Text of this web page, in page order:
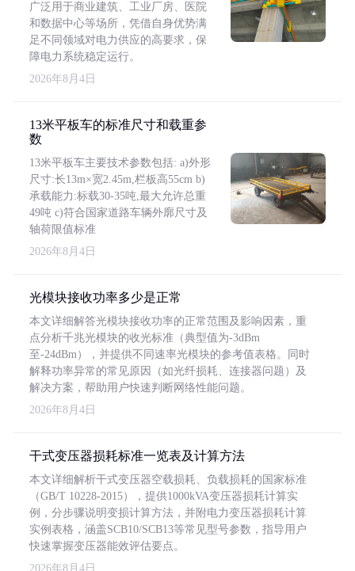
广泛用于商业建筑、工业厂房、医院
和数据中心等场所，凭借自身优势满
足不同领域对电力供应的高要求，保
障电力系统稳定运行。
2026年8月4日
13米平板车的标准尺寸和载重参
数
13米平板车主要技术参数包括: a)外形
尺寸:长13m×宽2.45m,栏板高55cm b)
承载能力:标载30-35吨,最大允许总重
49吨 c)符合国家道路车辆外廓尺寸及
轴荷限值标准
2026年8月4日
光模块接收功率多少是正常
本文详细解答光模块接收功率的正常范围及影响因素，重
点分析千兆光模块的收光标准（典型值为-3dBm
至-24dBm），并提供不同速率光模块的参考值表格。同时
解释功率异常的常见原因（如光纤损耗、连接器问题）及
解决方案，帮助用户快速判断网络性能问题。
2026年8月4日
干式变压器损耗标准一览表及计算方法
本文详细解析干式变压器空载损耗、负载损耗的国家标准
（GB/T 10228-2015），提供1000kVA变压器损耗计算实
例，分步骤说明变损计算方法，并附电力变压器损耗计算
实例表格，涵盖SCB10/SCB13等常见型号参数，指导用户
快速掌握变压器能效评估要点。
2026年8月4日